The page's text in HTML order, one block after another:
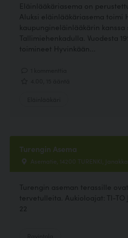
Eläinlääkäriasema on
Aluksi eläinlääkäriasema toimi
kaupungineläinlääkärin
Tallimiehenkadulla. Vuodesta
toimineet Hyvinkään...
Turengin Asema
Asematie, 14200 TURENKI,
Turengin aseman terassille
tervetulleita. Aukioloajat: TI-TO
22